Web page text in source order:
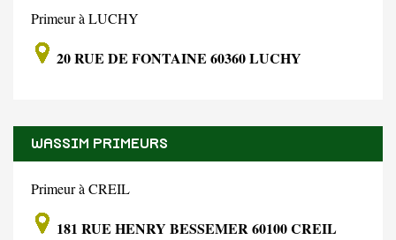
Primeur à LUCHY
20 RUE DE FONTAINE 60360 LUCHY
WASSIM PRIMEURS
Primeur à CREIL
181 RUE HENRY BESSEMER 60100 CREIL